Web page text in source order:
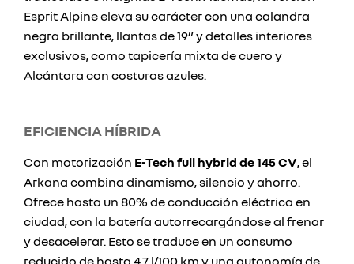
Esprit Alpine eleva su carácter con una calandra
negra brillante, llantas de 19” y detalles interiores
exclusivos, como tapicería mixta de cuero y
Alcántara con costuras azules.
EFICIENCIA HÍBRIDA
Con motorización E-Tech full hybrid de 145 CV, el
Arkana combina dinamismo, silencio y ahorro.
Ofrece hasta un 80% de conducción eléctrica en
ciudad, con la batería autorrecargándose al frenar
y desacelerar. Esto se traduce en un consumo
reducido de hasta 4,7 l/100 km y una autonomía de